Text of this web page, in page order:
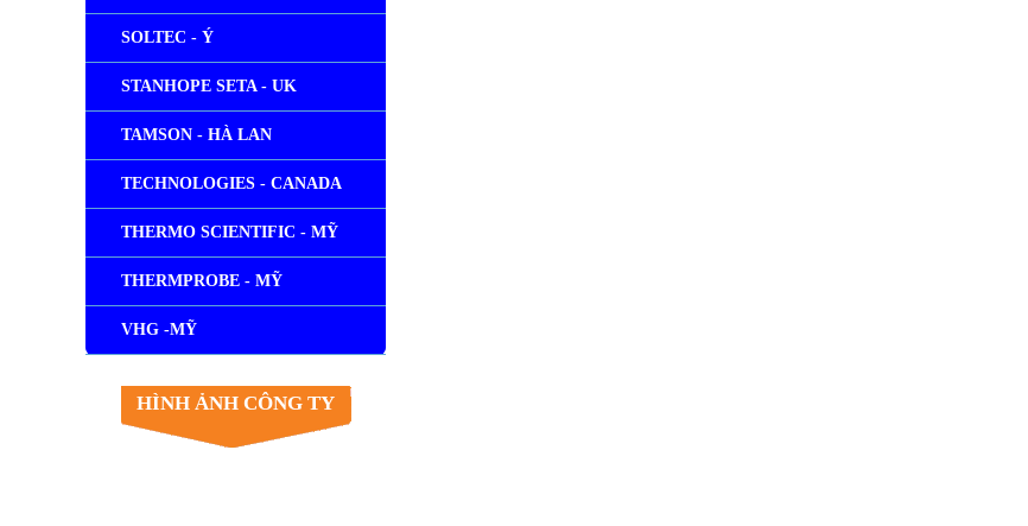
SOLTEC - Ý
STANHOPE SETA - UK
TAMSON - HÀ LAN
TECHNOLOGIES - CANADA
THERMO SCIENTIFIC - MỸ
THERMPROBE - MỸ
VHG -MỸ
HÌNH ẢNH CÔNG TY